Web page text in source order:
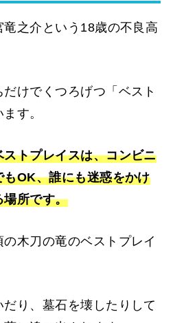
之介という18歳の不良高
けでくつろげつ「ベスト
す。
トプレイスは、コンビニ
OK、誰にも迷惑をかけ
場所です。
木刀の竜のベストプレイ
り、墓石を壊したりして